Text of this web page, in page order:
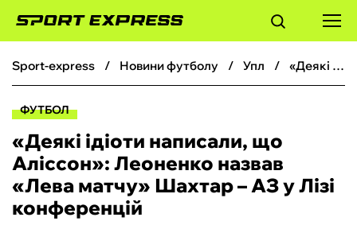
ФУТБОЛ
БОКС
ХОКЕЙ
sport-express новини футболу упл «Деякі ідіоти написали, що Аліссон‎»: Леоненко назвав «‎Лева матчу» Шахтар – АЗ у Лізі конференцій
ФУТБОЛ
«Деякі ідіоти написали, що
Аліссон‎»: Леоненко назвав
«‎Лева матчу» Шахтар – АЗ у Лізі
конференцій